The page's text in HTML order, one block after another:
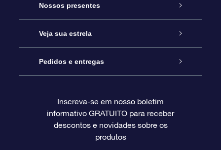
Serviço
Entre em contato conosco
Blog
Avaliações
Nossos presentes
Presente estrelar on-line
Pacote de presente da OSR
O cartão de presente da OSR
Presentes corporativos
Veja sua estrela
Star Register
Página estelar personalizada
Um Milhão de Estrelas
Pedidos e entregas
Informações de pagamento
Inscreva-se em nosso boletim
informativo GRATUITO para receber
descontos e novidades sobre os
produtos